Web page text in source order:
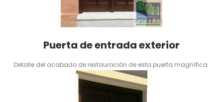
Puerta de entrada exterior
Detalle del acabado de restauración de esta puerta magnífica.